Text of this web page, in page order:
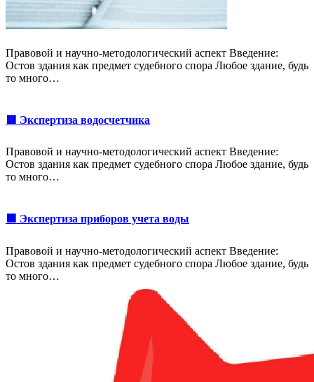
Правовой и научно-методологический аспект Введение:
Остов здания как предмет судебного спора Любое здание, будь
то много…
🟥 Экспертиза водосчетчика
Правовой и научно-методологический аспект Введение:
Остов здания как предмет судебного спора Любое здание, будь
то много…
🟩 Экспертиза приборов учета воды
Правовой и научно-методологический аспект Введение:
Остов здания как предмет судебного спора Любое здание, будь
то много…